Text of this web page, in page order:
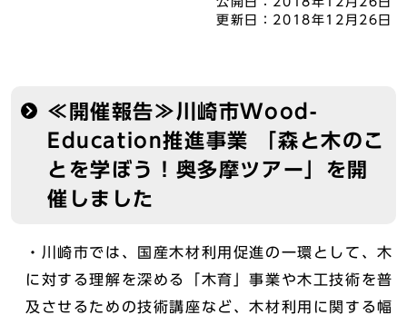
更新日： 2018年12月26日
≪開催報告≫川崎市Wood-
Education推進事業 「森と木のこ
とを学ぼう！奥多摩ツアー」を開
催しました
・川崎市では、国産木材利用促進の一環として、木
に対する理解を深める「木育」事業や木工技術を普
及させるための技術講座など、木材利用に関する幅